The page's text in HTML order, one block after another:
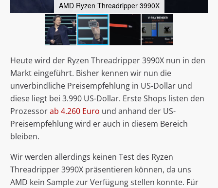
AMD Ryzen Threadripper 3990X
Heute wird der Ryzen Threadripper 3990X nun in den
Markt eingeführt. Bisher kennen wir nun die
unverbindliche Preisempfehlung in US-Dollar und
diese liegt bei 3.990 US-Dollar. Erste Shops listen den
Prozessorab 4.260 Euro und anhand der US-
Preisempfehlung wird er auch in diesem Bereich
bleiben.
Wir werden allerdings keinen Test des Ryzen
Threadripper 3990X präsentieren können, da uns
AMD kein Sample zur Verfügung stellen konnte. Für